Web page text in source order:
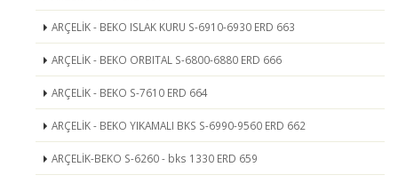
ARÇELİK - BEKO ISLAK KURU S-6910-6930 ERD 663
ARÇELİK - BEKO ORBITAL S-6800-6880 ERD 666
ARÇELİK - BEKO S-7610 ERD 664
ARÇELİK - BEKO YIKAMALI BKS S-6990-9560 ERD 662
ARÇELİK-BEKO S-6260 - bks 1330 ERD 659